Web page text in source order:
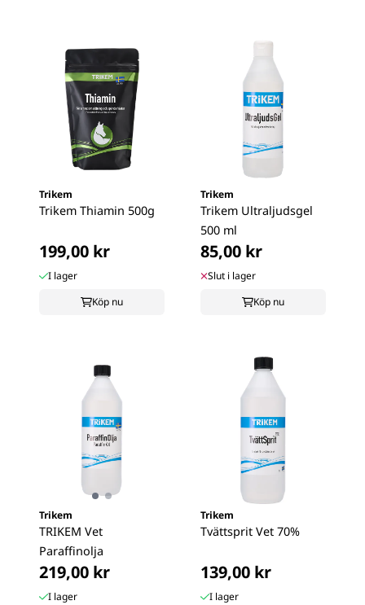
Trikem
Trikem Thiamin 500g
199,00 kr
I lager
Köp nu
Trikem
Trikem Ultraljudsgel
500 ml
85,00 kr
Slut i lager
Köp nu
Trikem
TRIKEM Vet
Paraffinolja
219,00 kr
I lager
Trikem
Tvättsprit Vet 70%
139,00 kr
I lager